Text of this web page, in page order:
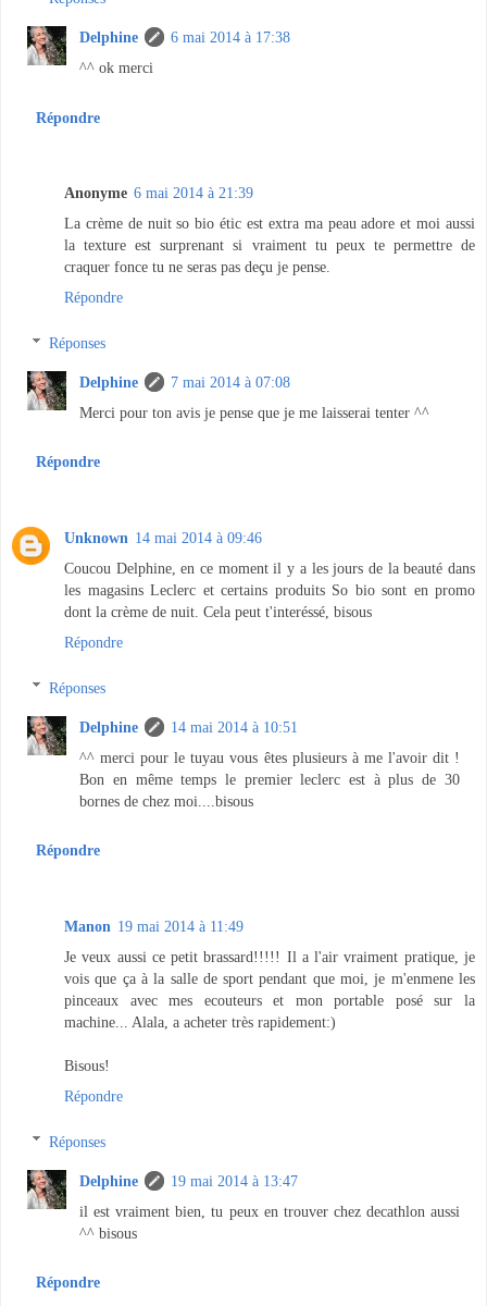
Delphine
6 mai 2014 à 17:38
^^ ok merci
Répondre
Anonyme 6 mai 2014 à 21:39
La crème de nuit so bio étic est extra ma peau adore et moi aussi
la texture est surprenant si vraiment tu peux te permettre de
craquer fonce tu ne seras pas deçu je pense.
Répondre
Réponses
Delphine
7 mai 2014 à 07:08
Merci pour ton avis je pense que je me laisserai tenter ^^
Répondre
Unknown 14 mai 2014 à 09:46
Coucou Delphine, en ce moment il y a les jours de la beauté dans
les magasins Leclerc et certains produits So bio sont en promo
dont la crème de nuit. Cela peut t'interéssé, bisous
Répondre
Réponses
Delphine
14 mai 2014 à 10:51
^^ merci pour le tuyau vous êtes plusieurs à me l'avoir dit !
Bon en même temps le premier leclerc est à plus de 30
bornes de chez moi....bisous
Répondre
Manon 19 mai 2014 à 11:49
Je veux aussi ce petit brassard!!!!! Il a l'air vraiment pratique, je
vois que ça à la salle de sport pendant que moi, je m'enmene les
pinceaux avec mes ecouteurs et mon portable posé sur la
machine... Alala, a acheter très rapidement:)
Bisous!
Répondre
Réponses
Delphine
19 mai 2014 à 13:47
il est vraiment bien, tu peux en trouver chez decathlon aussi
^^ bisous
Répondre